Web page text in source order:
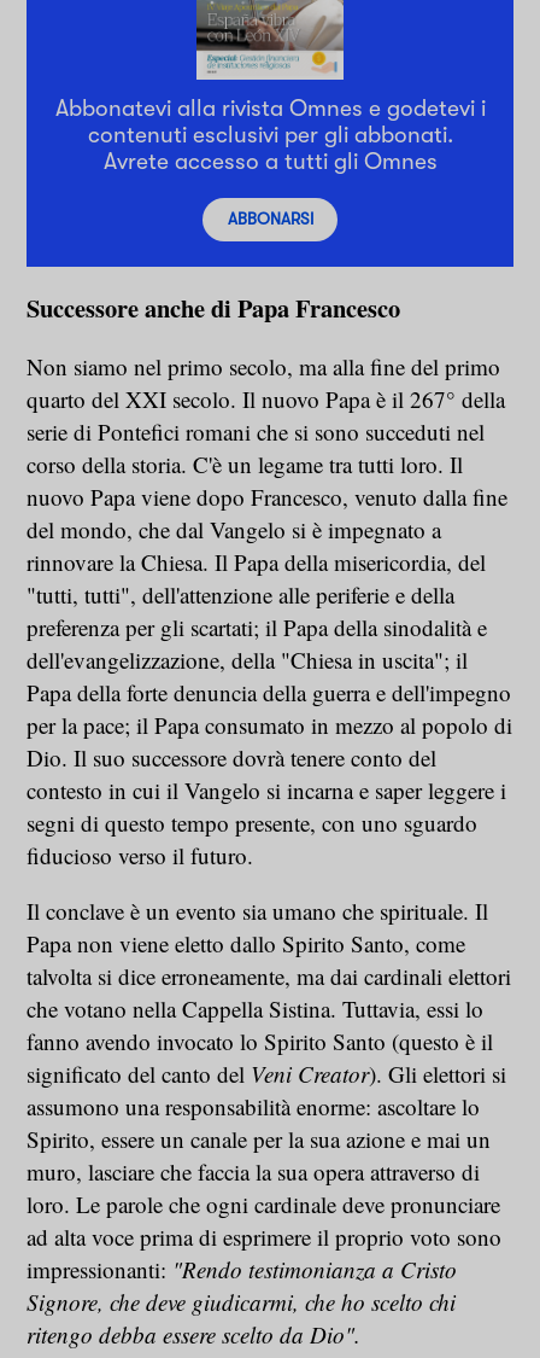
Abbonatevi alla rivista Omnes e godetevi i
contenuti esclusivi per gli abbonati.
Avrete accesso a tutti gli Omnes
ABBONARSI
Successore anche di Papa Francesco
Non siamo nel primo secolo, ma alla fine del primo
quarto del XXI secolo. Il nuovo Papa è il 267° della
serie di Pontefici romani che si sono succeduti nel
corso della storia. C'è un legame tra tutti loro. Il
nuovo Papa viene dopo Francesco, venuto dalla fine
del mondo, che dal Vangelo si è impegnato a
rinnovare la Chiesa. Il Papa della misericordia, del
"tutti, tutti", dell'attenzione alle periferie e della
preferenza per gli scartati; il Papa della sinodalità e
dell'evangelizzazione, della "Chiesa in uscita"; il
Papa della forte denuncia della guerra e dell'impegno
per la pace; il Papa consumato in mezzo al popolo di
Dio. Il suo successore dovrà tenere conto del
contesto in cui il Vangelo si incarna e saper leggere i
segni di questo tempo presente, con uno sguardo
fiducioso verso il futuro.
Il conclave è un evento sia umano che spirituale. Il
Papa non viene eletto dallo Spirito Santo, come
talvolta si dice erroneamente, ma dai cardinali elettori
che votano nella Cappella Sistina. Tuttavia, essi lo
fanno avendo invocato lo Spirito Santo (questo è il
significato del canto del Veni Creator). Gli elettori si
assumono una responsabilità enorme: ascoltare lo
Spirito, essere un canale per la sua azione e mai un
muro, lasciare che faccia la sua opera attraverso di
loro. Le parole che ogni cardinale deve pronunciare
ad alta voce prima di esprimere il proprio voto sono
impressionanti: "Rendo testimonianza a Cristo
Signore, che deve giudicarmi, che ho scelto chi
ritengo debba essere scelto da Dio".